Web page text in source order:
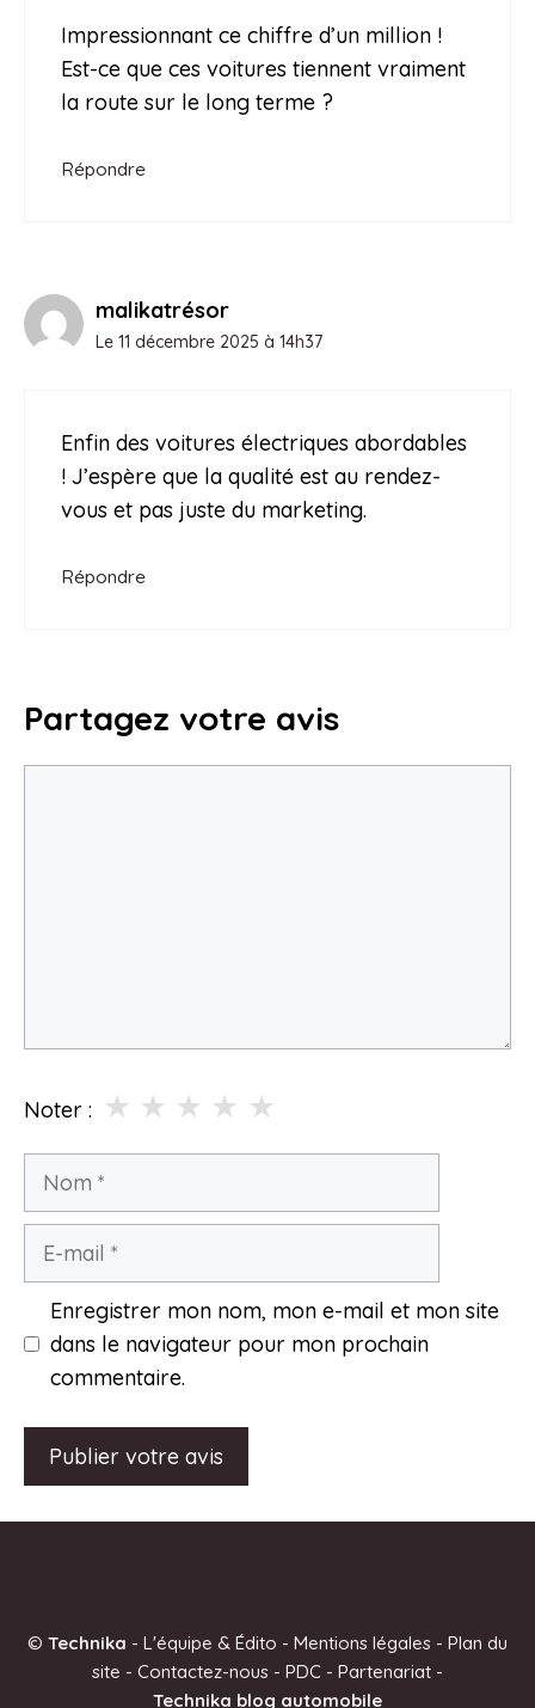
Impressionnant ce chiffre d’un million !
Est-ce que ces voitures tiennent vraiment
la route sur le long terme ?
Répondre
malikatrésor
Le 11 décembre 2025 à 14h37
Enfin des voitures électriques abordables
! J’espère que la qualité est au rendez-
vous et pas juste du marketing.
Répondre
Partagez votre avis
Noter : ★
★
★
★
★
Nom
Enregistrer mon nom, mon e-mail et mon site
dans le navigateur pour mon prochain
commentaire.
r
© Technika - L'équipe & Édito - Mentions légales - Plan du
site - Contactez-nous - PDC - Partenariat -
Technika blog automobile